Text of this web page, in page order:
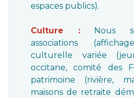
espaces publics).
Culture :Nous
associations
culturelle variée
occitane, comité des
patrimoine (rivière,
maisons de retraite